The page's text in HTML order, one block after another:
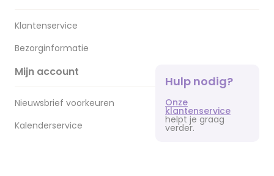
Klantenservice
Bezorginformatie
Mijn account
Nieuwsbrief voorkeuren
Kalenderservice
Hulp nodig?
Onze
klantenservice
helpt je graag
verder.